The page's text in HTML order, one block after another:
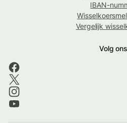
IBAN-
Vergelijk
Volg ons